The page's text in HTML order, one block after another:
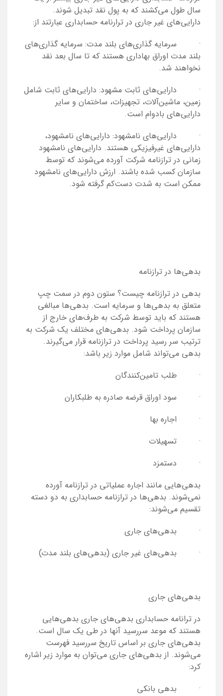
سال طول می‌کشند که به پول نقد تبدیل شوند.
دارایی‌های غیر جاری در ترارنامه حسابداری عبارتند از:
· سرمایه گذاری‌های بلند مدت: سرمایه گذاری‌های
بلند مدت اوراق بهاداری هستند که تا سال بعد نقد
نخواهند شد.
· دارایی‌های ثابت مشهود: دارایی‌های ثابت شامل
زمین، ماشین‌آلات، تجهیزات، ساختمان و سایر
دارایی‌های بادوام است.
· دارایی‌های نامشهود: دارایی‌های نامشهود،
دارایی‌های غیرفیزیکی هستند. دارایی‌های نامشهود
زمانی در ترازنامه شرکت آورده می‌شوند که توسط
سازمان کسب شده باشند. ارزش دارایی‌های نامشهود
ممکن است به شدت دست‌کم گرفته شود.
بدهی‌ها در ترازنامه
بدهی در ترازنامه چیست؟ ستون دوم در سمت چپ
متعلق به بدهی‌ها و سرمایه است. بدهی‌ها مبالغی
هستند که باید توسط شرکت به طرف‌های خارج از
سازمان پرداخت شود. بدهی‌های مختلف یک شرکت به
ترتیب سر رسید پرداخت در ترازنامه قرار می‌گیرند.
بدهی‌ می‌تواند شامل موارد زیر باشد:
· طلب تامین‌کنندگان
· سود اوراق قرضه‌ صادره به طلبکاران
· اجاره ‌بها
· تسهیلات
· دستمزد
بدهی‌هایی مانند اجاره عملیاتی در ترازنامه آورده
نمی‌شوند. بدهی‌ها در ترازنامه حسابداری به دو دسته
تقسیم می‌شوند:
· بدهی‌های جاری
· بدهی‌های غیر جاری (بدهی‌های بلند مدت)
بدهی‌های جاری
در ترانامه حسابداری بدهی‌های جاری بدهی‌هایی
هستند که موعد سررسید آنها در طی یک سال است.
بدهی‌های جاری بر اساس تاریخ سررسید فهرست
می‌شوند. از بدهی‌های جاری می‌توان به موارد زیر اشاره
کرد:
· بدهی بانکی